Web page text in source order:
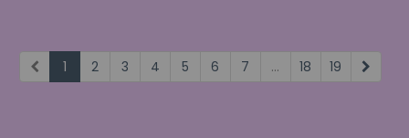
1 2 3 4 5 6 7 ... 18 19